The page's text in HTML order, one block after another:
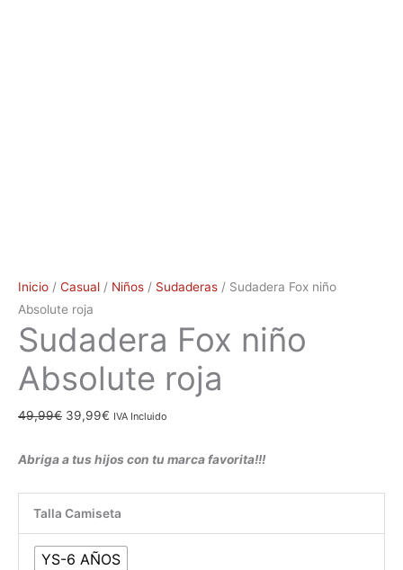
Inicio / Casual / Niños / Sudaderas / Sudadera Fox niño
Absolute roja
Sudadera Fox niño
Absolute roja
49,99€ 39,99€ IVA Incluido
Abriga a tus hijos con tu marca favorita!!!
Talla Camiseta
YS-6 AÑOS